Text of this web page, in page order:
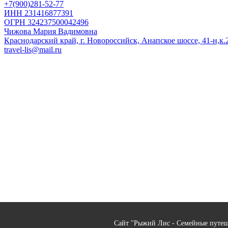
+7(900)281-52-77
ИНН 231416877391
ОГРН 324237500042496
Чижова Мария Вадимовна
Краснодарский край, г. Новороссийск, Анапское шоссе, 41-
travel-lis@mail.ru
Сайт "Рыжий Лис - Семейные